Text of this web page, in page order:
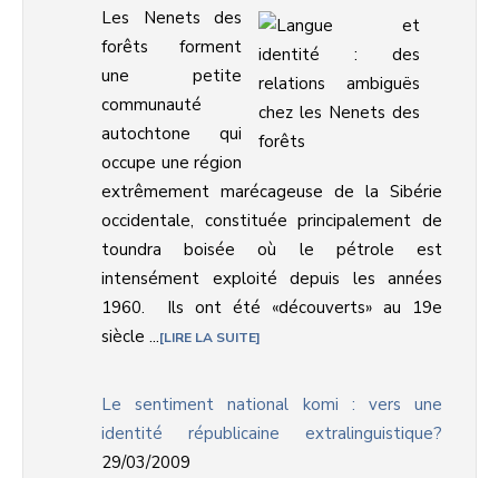
Les Nenets des
forêts forment
une petite
communauté
autochtone qui
occupe une région
extrêmement marécageuse de la Sibérie
occidentale, constituée principalement de
toundra boisée où le pétrole est
intensément exploité depuis les années
1960. Ils ont été «découverts» au 19e
siècle ... LIRE LA SUITE
Le sentiment national komi : vers une
identité républicaine extralinguistique?
29/03/2009